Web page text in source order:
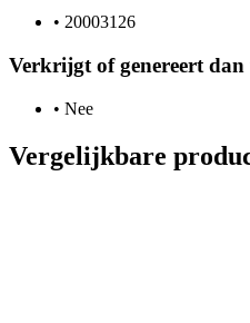
• 20003126
Verkrijgt of genereert dan
• Nee
Vergelijkbare